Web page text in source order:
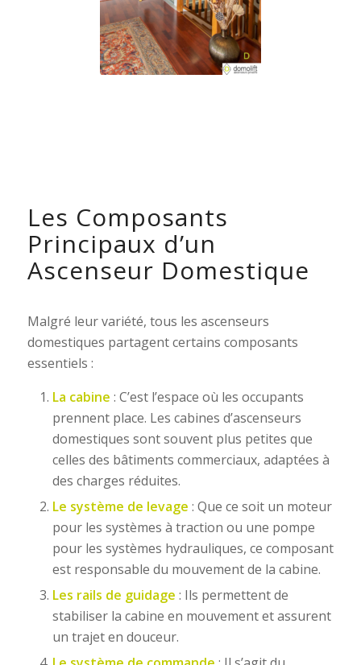
Les Composants
Principaux d’un
Ascenseur Domestique
Malgré leur variété, tous les ascenseurs
domestiques partagent certains composants
essentiels :
La cabine : C’est l’espace où les occupants
prennent place. Les cabines d’ascenseurs
domestiques sont souvent plus petites que
celles des bâtiments commerciaux, adaptées à
des charges réduites.
Le système de levage : Que ce soit un moteur
pour les systèmes à traction ou une pompe
pour les systèmes hydrauliques, ce composant
est responsable du mouvement de la cabine.
Les rails de guidage : Ils permettent de
stabiliser la cabine en mouvement et assurent
un trajet en douceur.